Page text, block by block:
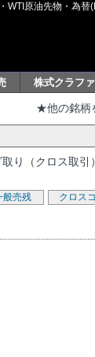
原油先物・為
株式クラフ
★他の銘柄
り（クロス取
般売残 クロス